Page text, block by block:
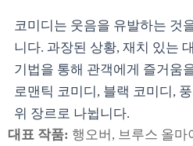
코미디는 웃음을 유발하는 것
니다. 과장된 상황, 재치 있는
기법을 통해 관객에게 즐거움
로맨틱 코미디, 블랙 코미디,
위 장르로 나뉩니다.
대표 작품: 행오버, 브루스 올마